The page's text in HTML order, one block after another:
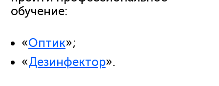
обучение:
«Оптик»;
«Дезинфектор».